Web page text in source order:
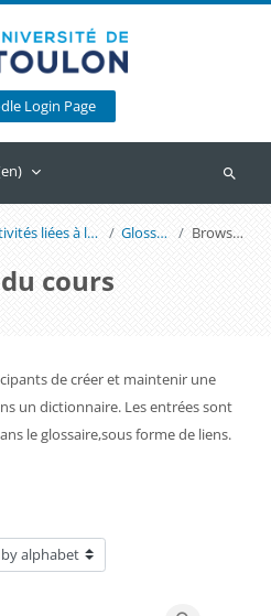
Login Page
Search
Les activités liées à la collaboration dans Moodle Glossaire du cours Browse by alphabet
cours
de créer et maintenir une
un dictionnaire. Les entrées sont
le glossaire,sous forme de liens.
glossary using this index